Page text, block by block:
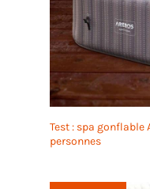
Test : spa gonflable
personnes